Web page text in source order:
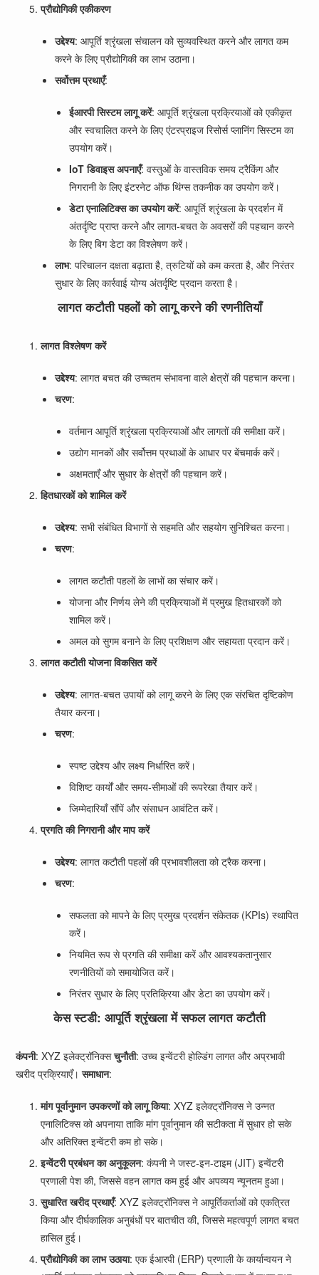
प्रौद्योगिकी एकीकरण
उद्देश्य: आपूर्ति श्रृंखला संचालन को सुव्यवस्थित करने और लागत कम
करने के लिए प्रौद्योगिकी का लाभ उठाना।
सर्वोत्तम प्रथाएँ:
ईआरपी सिस्टम लागू करें: आपूर्ति श्रृंखला प्रक्रियाओं को एकीकृत
और स्वचालित करने के लिए एंटरप्राइज रिसोर्स प्लानिंग सिस्टम का
उपयोग करें।
IoT डिवाइस अपनाएँ: वस्तुओं के वास्तविक समय ट्रैकिंग और
निगरानी के लिए इंटरनेट ऑफ थिंग्स तकनीक का उपयोग करें।
डेटा एनालिटिक्स का उपयोग करें: आपूर्ति श्रृंखला के प्रदर्शन में
अंतर्दृष्टि प्राप्त करने और लागत-बचत के अवसरों की पहचान करने
के लिए बिग डेटा का विश्लेषण करें।
लाभ: परिचालन दक्षता बढ़ाता है, त्रुटियों को कम करता है, और निरंतर
सुधार के लिए कार्रवाई योग्य अंतर्दृष्टि प्रदान करता है।
लागत कटौती पहलों को लागू करने की रणनीतियाँ
लागत विश्लेषण करें
उद्देश्य: लागत बचत की उच्चतम संभावना वाले क्षेत्रों की पहचान करना।
चरण:
वर्तमान आपूर्ति श्रृंखला प्रक्रियाओं और लागतों की समीक्षा करें।
उद्योग मानकों और सर्वोत्तम प्रथाओं के आधार पर बेंचमार्क करें।
अक्षमताएँ और सुधार के क्षेत्रों की पहचान करें।
हितधारकों को शामिल करें
उद्देश्य: सभी संबंधित विभागों से सहमति और सहयोग सुनिश्चित करना।
चरण:
लागत कटौती पहलों के लाभों का संचार करें।
योजना और निर्णय लेने की प्रक्रियाओं में प्रमुख हितधारकों को
शामिल करें।
अमल को सुगम बनाने के लिए प्रशिक्षण और सहायता प्रदान करें।
लागत कटौती योजना विकसित करें
उद्देश्य: लागत-बचत उपायों को लागू करने के लिए एक संरचित दृष्टिकोण
तैयार करना।
चरण:
स्पष्ट उद्देश्य और लक्ष्य निर्धारित करें।
विशिष्ट कार्यों और समय-सीमाओं की रूपरेखा तैयार करें।
जिम्मेदारियाँ सौंपें और संसाधन आवंटित करें।
प्रगति की निगरानी और माप करें
उद्देश्य: लागत कटौती पहलों की प्रभावशीलता को ट्रैक करना।
चरण:
सफलता को मापने के लिए प्रमुख प्रदर्शन संकेतक (KPIs) स्थापित
करें।
नियमित रूप से प्रगति की समीक्षा करें और आवश्यकतानुसार
रणनीतियों को समायोजित करें।
निरंतर सुधार के लिए प्रतिक्रिया और डेटा का उपयोग करें।
केस स्टडी: आपूर्ति श्रृंखला में सफल लागत कटौती
कंपनी: XYZ इलेक्ट्रॉनिक्सचुनौती: उच्च इन्वेंटरी होल्डिंग लागत और अप्रभावी
खरीद प्रक्रियाएँ।समाधान:
मांग पूर्वानुमान उपकरणों को लागू किया: XYZ इलेक्ट्रॉनिक्स ने उन्नत
एनालिटिक्स को अपनाया ताकि मांग पूर्वानुमान की सटीकता में सुधार हो सके
और अतिरिक्त इन्वेंटरी कम हो सके।
इन्वेंटरी प्रबंधन का अनुकूलन: कंपनी ने जस्ट-इन-टाइम (JIT) इन्वेंटरी
प्रणाली पेश की, जिससे वहन लागत कम हुई और अपव्यय न्यूनतम हुआ।
सुधारित खरीद प्रथाएँ: XYZ इलेक्ट्रॉनिक्स ने आपूर्तिकर्ताओं को एकत्रित
किया और दीर्घकालिक अनुबंधों पर बातचीत की, जिससे महत्वपूर्ण लागत बचत
हासिल हुई।
प्रौद्योगिकी का लाभ उठाया: एक ईआरपी (ERP) प्रणाली के कार्यान्वयन ने